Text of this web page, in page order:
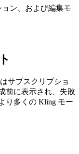
ン、および編集モ
サブスクリプショ
前に表示され、失敗
り多くの Kling モー